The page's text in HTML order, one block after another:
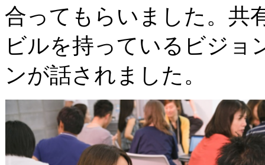
合ってもらいました。共
ビルを持っているビジョ
ンが話されました。